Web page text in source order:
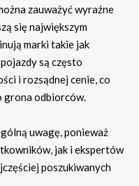
zauważyć wyraźne
się największym
marki takie jak
pojazdy są często
i rozsądnej cenie, co
grona odbiorców.
uwagę, ponieważ
jak i ekspertów
poszukiwanych